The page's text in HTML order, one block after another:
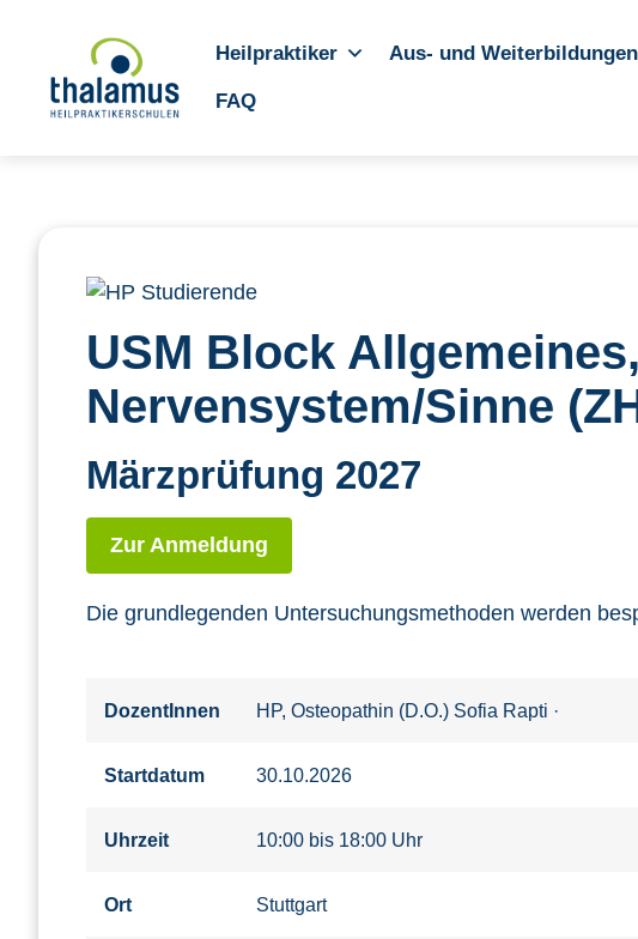
Heilpraktiker Aus- und Weiterbildungen
FAQ
USM Block
Nervensystem/Sinne
Märzprüfung 2027
Zur Anmeldung
Die grundlegenden Untersuchungsmethoden werden
DozentInnen HP, Osteopathin (D.O.) Sofia Rapti ·
Startdatum 30.10.2026
Uhrzeit 10:00 bis 18:00 Uhr
Ort Stuttgart